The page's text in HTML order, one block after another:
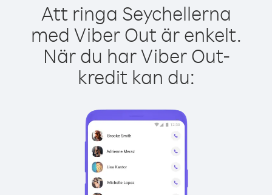
Att ringa Seychellerna
med Viber Out är enkelt.
När du har Viber Out-
kredit kan du: